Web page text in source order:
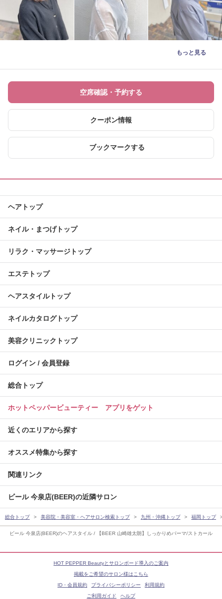
ビール 今泉店(BEER)のヘアスタイル / 【BEER 山崎雄太朗】しっかりめパーマ/ストカール
もっと見る
空席確認・予約する
クーポン情報
ブックマークする
ヘアトップ
ネイル・まつげトップ
リラク・マッサージトップ
エステトップ
ヘアスタイルトップ
ネイルカタログトップ
美容クリニックトップ
ログイン / 会員登録
総合トップ
ホットペッパービューティー アプリをゲット
近くのエリアから探す
オススメ特集から探す
関連リンク
ビール 今泉店(BEER)の近隣サロン
総合トップ 美容院・美容室・ヘアサロン検索トップ 九州・沖縄トップ 福岡トップ
HOT PEPPER Beautyとサロンボード導入のご案内
掲載をご希望のサロン様はこちら
ID・会員規約
プライバシーポリシー
利用規約
ご利用ガイド
ヘルプ